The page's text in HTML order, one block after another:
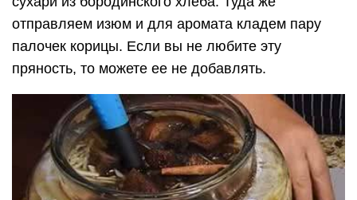
отправляем изюм и для аромата кладем пару
палочек корицы. Если вы не любите эту
пряность, то можете ее не добавлять.